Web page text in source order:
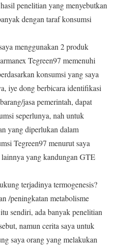
penelitian yang menyebutkan
dengan taraf konsumsi
menggunakan 2 produk
Tegreen97 memenuhi
konsumsi yang saya
iye dong berbicara identifikasi
jasa pemerintah, dapat
seperlunya, nah untuk
yang diperlukan dalam
Tegreen97 menurut saya
yang kandungan GTE
terjadinya termogenesis?
/peningkatan metabolisme
sendiri, ada banyak penelitian
namun cerita saya untuk
saya orang yang melakukan